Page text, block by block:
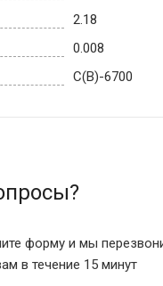
2.18
0.008
С(В)-6700
форму и мы
в течение 15 минут